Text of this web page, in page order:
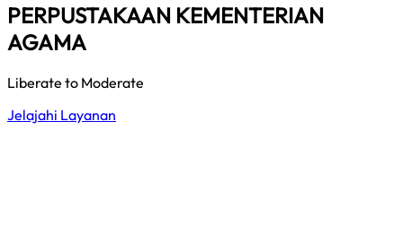
PERPUSTAKAAN KEMENTERIAN
AGAMA
Liberate to Moderate
Jelajahi Layanan